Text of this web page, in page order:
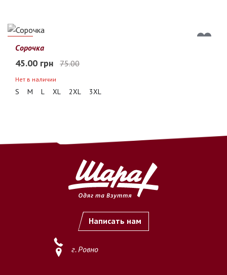
40%
Сорочка
45.00 грн 75.00
Нет в наличии
S M L XL 2XL 3XL
Написать нам
г. Ровно